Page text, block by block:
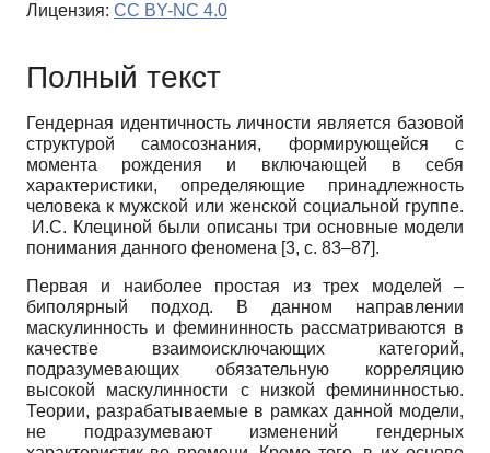
Лицензия: CC BY-NC 4.0
Полный текст
Гендерная идентичность личности является базовой
структурой самосознания, формирующейся с
момента рождения и включающей в себя
характеристики, определяющие принадлежность
человека к мужской или женской социальной группе.
И.С. Клециной были описаны три основные модели
понимания данного феномена [3, с. 83–87].
Первая и наиболее простая из трех моделей –
биполярный подход. В данном направлении
маскулинность и фемининность рассматриваются в
качестве взаимоисключающих категорий,
подразумевающих обязательную корреляцию
высокой маскулинности с низкой фемининностью.
Теории, разрабатываемые в рамках данной модели,
не подразумевают изменений гендерных